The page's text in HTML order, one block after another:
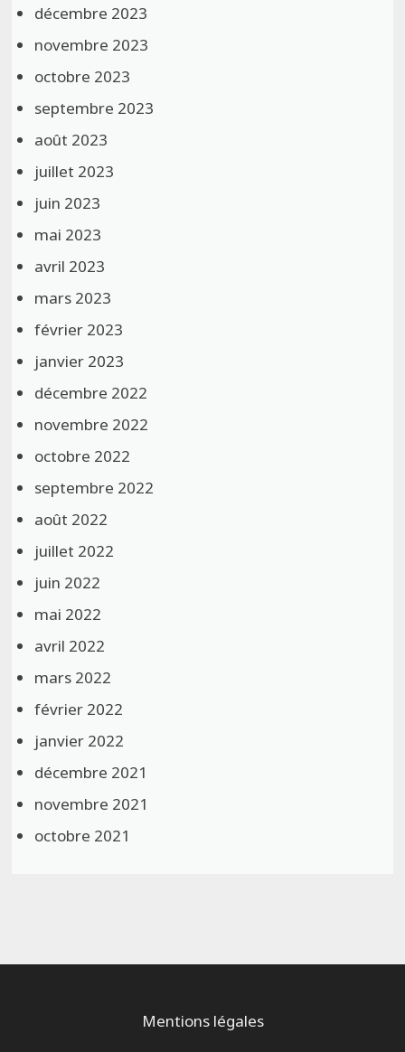
décembre 2023
novembre 2023
octobre 2023
septembre 2023
août 2023
juillet 2023
juin 2023
mai 2023
avril 2023
mars 2023
février 2023
janvier 2023
décembre 2022
novembre 2022
octobre 2022
septembre 2022
août 2022
juillet 2022
juin 2022
mai 2022
avril 2022
mars 2022
février 2022
janvier 2022
décembre 2021
novembre 2021
octobre 2021
Mentions légales